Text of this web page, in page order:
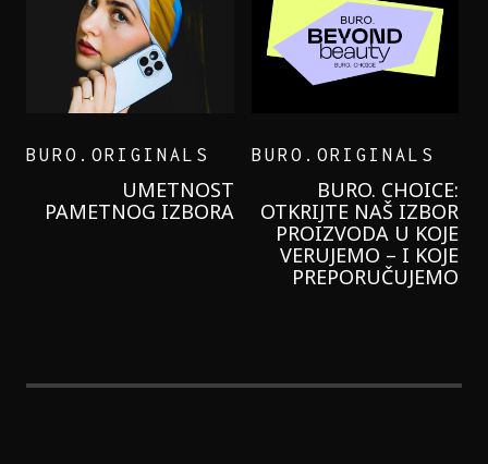
GARNIER KREMU I
NIKADA NIŠTA
LAGANIJE NISAM
KORISTILA